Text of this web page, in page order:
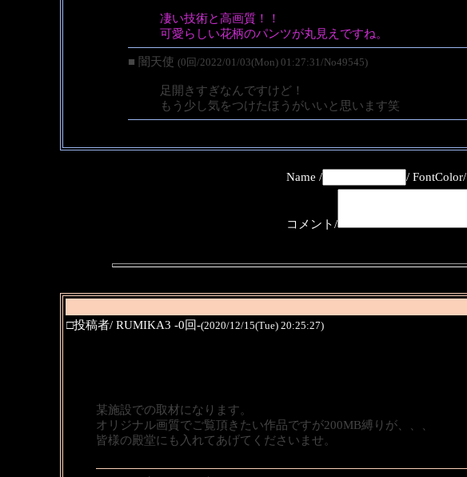
凄い技術と高画質！！
可愛らしい花柄のパンツが丸見えですね。
■ 闇天使 (0回/2022/01/03(Mon) 01:27:31/No49545)
足開きすぎなんですけど！
もう少し気をつけたほうがいいと思います笑
Name /
/ FontColor/
コメント/
□投稿者/ RUMIKA3 -0回-(2020/12/15(Tue) 20:25:27)
某施設での取材になります。
オリジナル画質でご覧頂きたい作品ですが200MB縛りが、、、
皆様の殿堂にも入れてあげてくださいませ。